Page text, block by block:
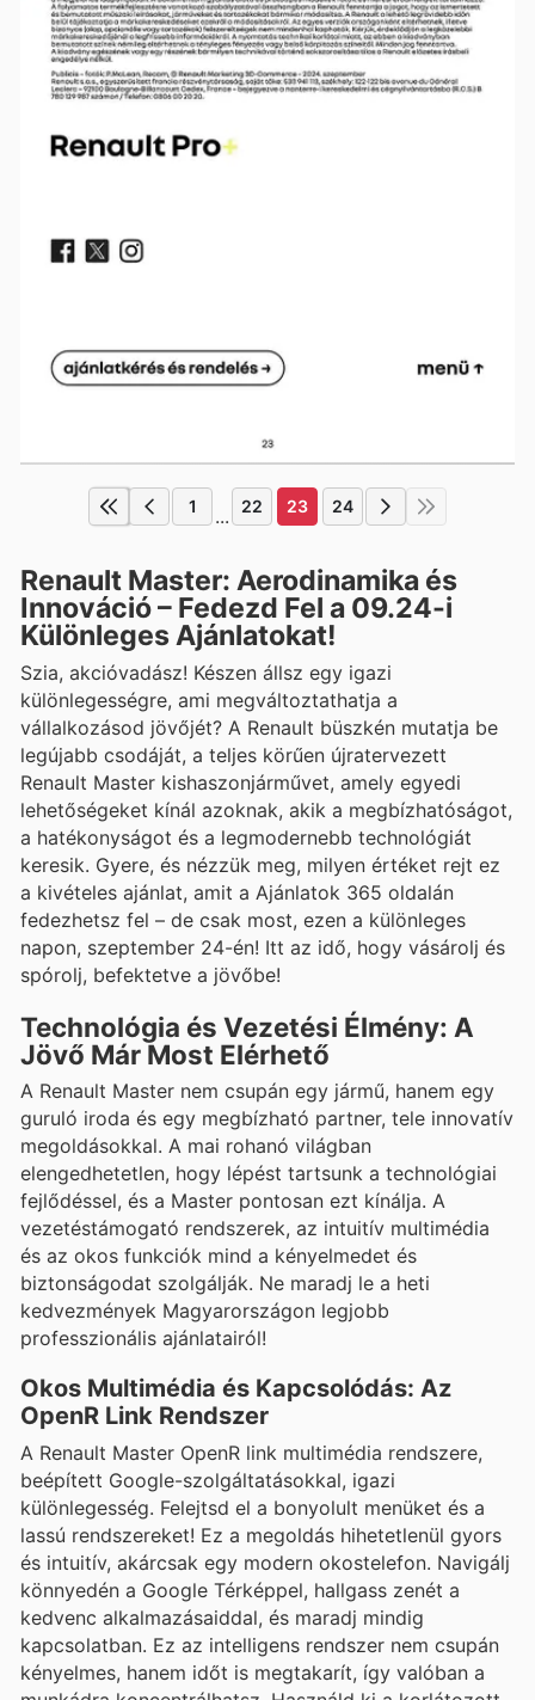
1 ... 22 23 24
Renault Master: Aerodinamika és
Innováció – Fedezd Fel a 09.24-i
Különleges Ajánlatokat!
Szia, akcióvadász! Készen állsz egy igazi
különlegességre, ami megváltoztathatja a
vállalkozásod jövőjét? A Renault büszkén mutatja be
legújabb csodáját, a teljes körűen újratervezett
Renault Master kishaszonjárművet, amely egyedi
lehetőségeket kínál azoknak, akik a megbízhatóságot,
a hatékonyságot és a legmodernebb technológiát
keresik. Gyere, és nézzük meg, milyen értéket rejt ez
a kivételes ajánlat, amit a Ajánlatok 365 oldalán
fedezhetsz fel – de csak most, ezen a különleges
napon, szeptember 24-én! Itt az idő, hogy vásárolj és
spórolj, befektetve a jövőbe!
Technológia és Vezetési Élmény: A
Jövő Már Most Elérhető
A Renault Master nem csupán egy jármű, hanem egy
guruló iroda és egy megbízható partner, tele innovatív
megoldásokkal. A mai rohanó világban
elengedhetetlen, hogy lépést tartsunk a technológiai
fejlődéssel, és a Master pontosan ezt kínálja. A
vezetéstámogató rendszerek, az intuitív multimédia
és az okos funkciók mind a kényelmedet és
biztonságodat szolgálják. Ne maradj le a heti
kedvezmények Magyarországon legjobb
professzionális ajánlatairól!
Okos Multimédia és Kapcsolódás: Az
OpenR Link Rendszer
A Renault Master OpenR link multimédia rendszere,
beépített Google-szolgáltatásokkal, igazi
különlegesség. Felejtsd el a bonyolult menüket és a
lassú rendszereket! Ez a megoldás hihetetlenül gyors
és intuitív, akárcsak egy modern okostelefon. Navigálj
könnyedén a Google Térképpel, hallgass zenét a
kedvenc alkalmazásaiddal, és maradj mindig
kapcsolatban. Ez az intelligens rendszer nem csupán
kényelmes, hanem időt is megtakarít, így valóban a